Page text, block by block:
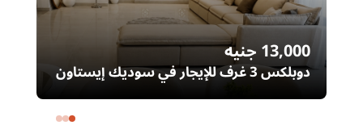
13,000جنيه
دوبلكس 3 غرف للإيجار في سوديك إيستاون
– التجمع الخامس | غرفة ناني